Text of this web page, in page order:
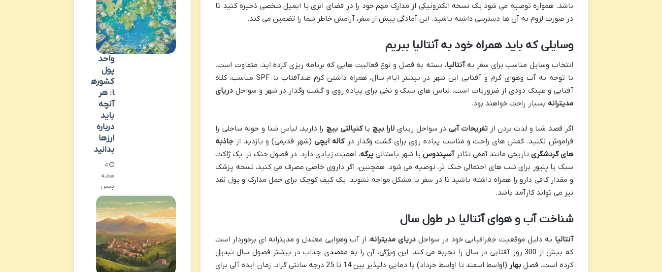
باشد. همواره توصیه می شود یک نسخه الکترونیکی از مدارک مهم خود را در فضای ابری یا ایمیل شخصی ذخیره کنید تا
در صورت لزوم به آن ها دسترسی داشته باشید. این آمادگی پیش از سفر، آرامش خاطر شما را تضمین می کند.
وسایلی که باید همراه خود به آنتالیا ببریم
انتخاب وسایل مناسب برای سفر بهآنتالیا، بسته به فصل و نوع فعالیت هایی که برنامه ریزی کرده اید، متفاوت است.
با توجه به آب وهوای گرم و آفتابی این شهر در بیشتر ایام سال، همراه داشتن کرم ضدآفتاب با SPF مناسب، کلاه
آفتابی و عینک دودی از ضروریات است. لباس های سبک و نخی برای پیاده روی و گشت وگذار در شهر و سواحل دریای
مدیترانه بسیار راحت خواهند بود.
اگر قصد شنا و لذت بردن از تفریحات آبی در سواحل زیبای لارا بیچ یاکنیالتی بیچ را دارید، لباس شنا و حوله ساحلی را
فراموش نکنید. کفش های راحت و مناسب پیاده روی برای گشت وگذار درکاله ایچی(شهر قدیمی) و بازدید از جاذبه
های گردشگری تاریخی مانند آمفی تئاترآسپندوسیا شهر باستانی پرگه، اهمیت زیادی دارد. در فصول خنک تر، یک ژاکت
سبک یا پلیور برای شب های احتمالی خنک تر، توصیه می شود. همچنین، اگر داروی خاصی مصرف می کنید، نسخه پزشک
و مقدار کافی دارو را همراه داشته باشید تا در سفر با مشکل مواجه نشوید. یک کیف کوچک برای حمل مدارک و پول نقد
نیز می تواند کارآمد باشد.
شناخت آب و هوای آنتالیا در طول سال
آنتالیا به دلیل موقعیت جغرافیایی خود در سواحل دریای مدیترانه، از آب وهوایی معتدل و مدیترانه ای برخوردار است
که بیش از 300 روز آفتابی در سال را تجربه می کند. این ویژگی، آن را به مقصدی جذاب در بیشتر فصول سال تبدیل
کرده است. فصل بهار
(اواسط اسفند تا اواسط خرداد) با دمایی دلپذیر بین 14 تا 25 درجه سانتی گراد، زمان ایده آلی برای
واحد
پول
کشوره
ا: هر
آنچه
باید
درباره
ارزها
بدانید
4
هفته
پیش